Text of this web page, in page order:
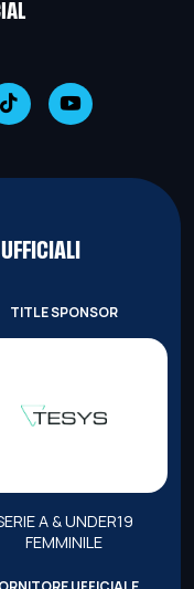
TITLE SPONSOR
A & UNDER19
FEMMINILE